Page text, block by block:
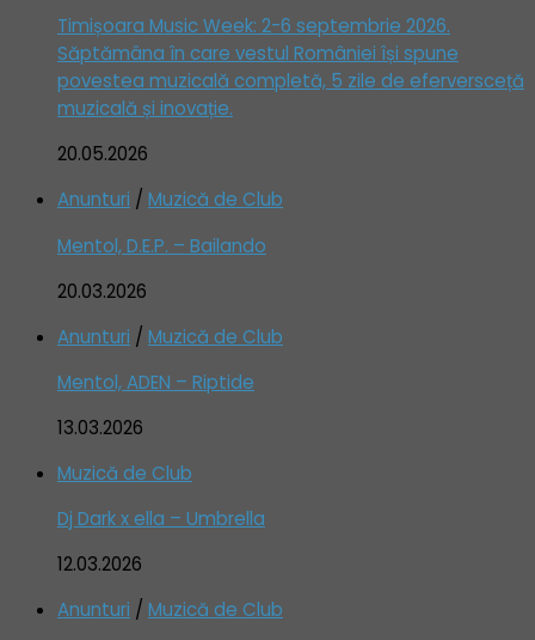
Timișoara Music Week: 2-6 septembrie 2026.
Săptămâna în care vestul României își spune
povestea muzicală completă, 5 zile de eferversceță
muzicală și inovație.
20.05.2026
Anunturi / Muzică de Club
Mentol, D.E.P. – Bailando
20.03.2026
Anunturi / Muzică de Club
Mentol, ADEN – Riptide
13.03.2026
Muzică de Club
Dj Dark x ella – Umbrella
12.03.2026
Anunturi / Muzică de Club